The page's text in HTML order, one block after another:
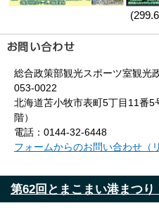
総合政策部観光スポーツ室観光
053-0022
北海道苫小牧市表町5丁目11番
階）
電話：0144-32-6448
フォームからのお問い合わせ（
第62回とまこまい港まつり